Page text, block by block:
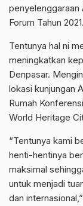
penyelenggaraan
Forum Tahun 2021.
Tentunya hal ni
meningkatkan
Denpasar.
lokasi kunjungan
Rumah
World Heritage
“Tentunya kami
henti-hentinya
maksimal
untuk menjadi
dan